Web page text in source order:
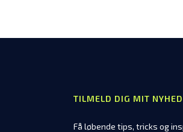
TILMELD DIG MIT
Få løbende tips, tricks og